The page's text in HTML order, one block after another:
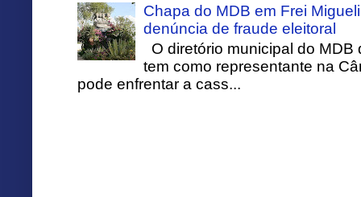
Chapa do MDB em Frei
denúncia de fraude eleitoral
O diretório municipal do
tem como representante na
pode enfrentar a cass...